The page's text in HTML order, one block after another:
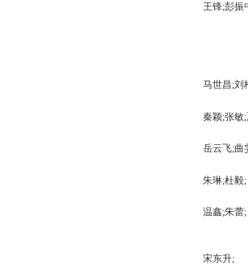
王锋;彭振
马世昌;刘
秦颖;张敏
岳云飞;曲
朱琳;杜毅;
温鑫;朱蕾;
宋东升;